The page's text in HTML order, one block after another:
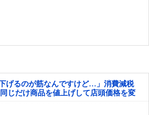
げるのが筋なんですけど…」消費減税
じだけ商品を値上げして店頭価格を変